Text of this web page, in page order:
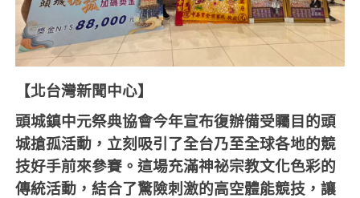
【北台灣新聞中心】
頭城鎮中元祭典協會今年宣布復辦備受矚目的頭
城搶孤活動，立刻吸引了全台乃至全球各地的競
技好手前來參賽。這場充滿神祕宗教文化色彩的
傳統活動，結合了驚險刺激的高空體能競技，讓